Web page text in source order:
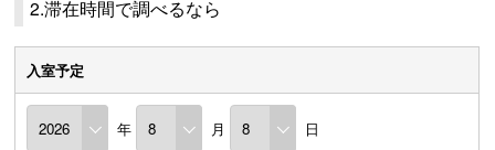
2.滞在時間で調べるなら
入室予定
年 月 日